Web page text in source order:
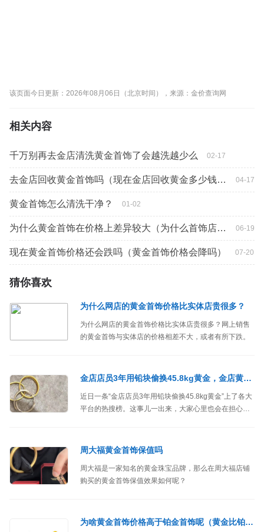
该页面今日更新：2026年08月06日（北京时间），来源：金价查询网
相关内容
千万别再去金店清洗黄金首饰了会越洗越少么 02-17
去金店回收黄金首饰吗（现在金店回收黄金多少钱一克） 04-17
黄金首饰怎么清洗干净？ 01-02
为什么黄金首饰在价格上差异较大（为什么首饰店的黄金比金价高） 06-19
现在黄金首饰价格还会跌吗（黄金首饰价格会降吗） 07-20
猜你喜欢
为什么网店的黄金首饰价格比实体店贵很多？
为什么网店的黄金首饰价格比实体店贵很多？网上销售
的黄金首饰与实体店的价格相差不大，或者有所下跌。
金店店员3年用铅块偷换45.8kg黄金，金店黄金首饰被偷换45814.57克
近日一条“金店店员3年用铅块偷换45.8kg黄金”上了各大
平台的热搜榜。这事儿一出来，大家心里也会在担心：
周大福黄金首饰保值吗
周大福是一家知名的黄金珠宝品牌，那么在周大福店铺
购买的黄金首饰保值效果如何呢？
为啥黄金首饰价格高于铂金首饰呢（黄金比铂金保值）